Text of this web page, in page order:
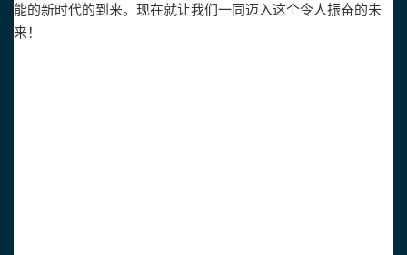
能的新时代的到来。现在就让我们一同迈入这个令人振奋的未
来！